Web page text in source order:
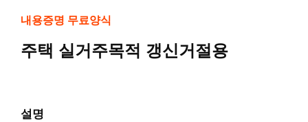
내용증명 무료양식
주택 실거주목적 갱신거절용
설명